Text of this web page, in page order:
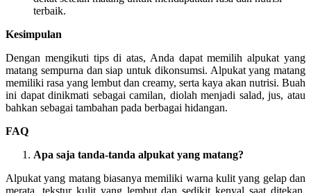
terbaik.
Kesimpulan
Dengan mengikuti tips di atas, Anda dapat memilih alpukat yang
matang sempurna dan siap untuk dikonsumsi. Alpukat yang matang
memiliki rasa yang lembut dan creamy, serta kaya akan nutrisi. Buah
ini dapat dinikmati sebagai camilan, diolah menjadi salad, jus, atau
bahkan sebagai tambahan pada berbagai hidangan.
FAQ
Apa saja tanda-tanda alpukat yang matang?
Alpukat yang matang biasanya memiliki warna kulit yang gelap dan
merata, tekstur kulit yang lembut dan sedikit kenyal saat ditekan,